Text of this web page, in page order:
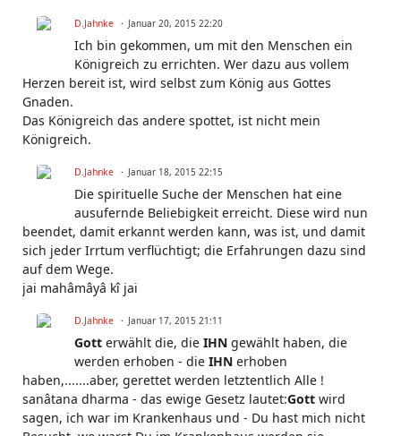
D.Jahnke Januar 20, 2015 22:20
Ich bin gekommen, um mit den Menschen ein
Königreich zu errichten. Wer dazu aus vollem
Herzen bereit ist, wird selbst zum König aus Gottes
Gnaden.
Das Königreich das andere spottet, ist nicht mein
Königreich.
D.Jahnke Januar 18, 2015 22:15
Die spirituelle Suche der Menschen hat eine
ausufernde Beliebigkeit erreicht. Diese wird nun
beendet, damit erkannt werden kann, was ist, und damit
sich jeder Irrtum verflüchtigt; die Erfahrungen dazu sind
auf dem Wege.
jai mahâmâyâ kî jai
D.Jahnke Januar 17, 2015 21:11
Gott erwählt die, die IHN gewählt haben, die
werden erhoben - die IHN erhoben
haben,.......aber, gerettet werden letztentlich Alle !
sanâtana dharma - das ewige Gesetz lautet:Gott wird
sagen, ich war im Krankenhaus und - Du hast mich nicht